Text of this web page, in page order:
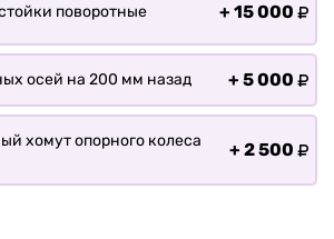
поворотные + 15 000
осей на 200 мм назад + 5 000
хомут опорного колеса
+ 2 500